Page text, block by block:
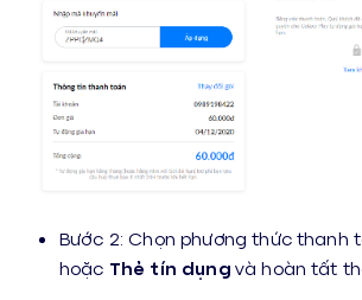
Bước 2: Chọn phương thức thanh
hoặc Thẻ tín dụngvà hoàn tất